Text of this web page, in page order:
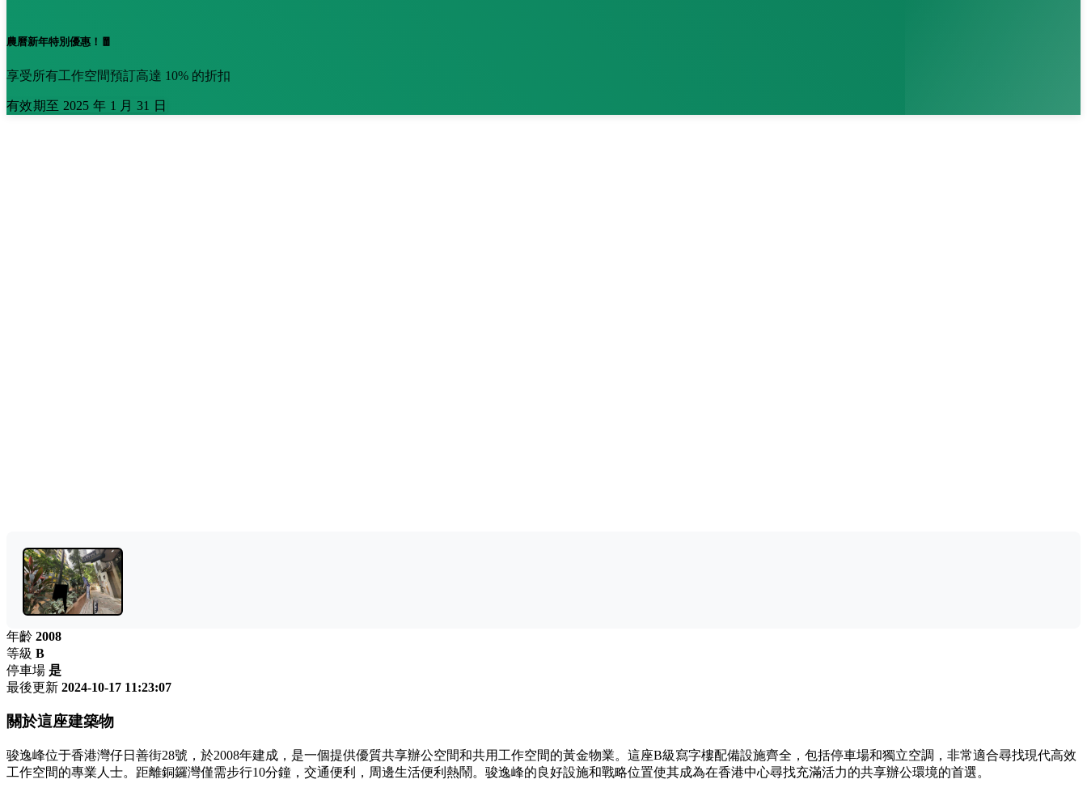
農曆新年特別優惠！🧧
享受所有工作空間預訂高達 10% 的折扣
有效期至 2025 年 1 月 31 日
年齡 2008
等級 B
停車場 是
最後更新 2024-10-17 11:23:07
關於這座建築物
骏逸峰位于香港灣仔日善街28號，於2008年建成，是一個提供優質共享辦公空間和共用工作空間的黃金物業。這座B級寫字樓配備設施齊全，包括停車場和獨立空調，非常適合尋找現代高效
工作空間的專業人士。距離銅鑼灣僅需步行10分鐘，交通便利，周邊生活便利熱鬧。骏逸峰的良好設施和戰略位置使其成為在香港中心尋找充滿活力的共享辦公環境的首選。